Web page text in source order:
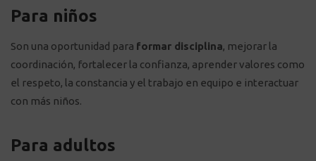
Para niños
Son una oportunidad para formar disciplina, mejorar la
coordinación, fortalecer la confianza, aprender valores como
el respeto, la constancia y el trabajo en equipo e interactuar
con más niños.
Para adultos